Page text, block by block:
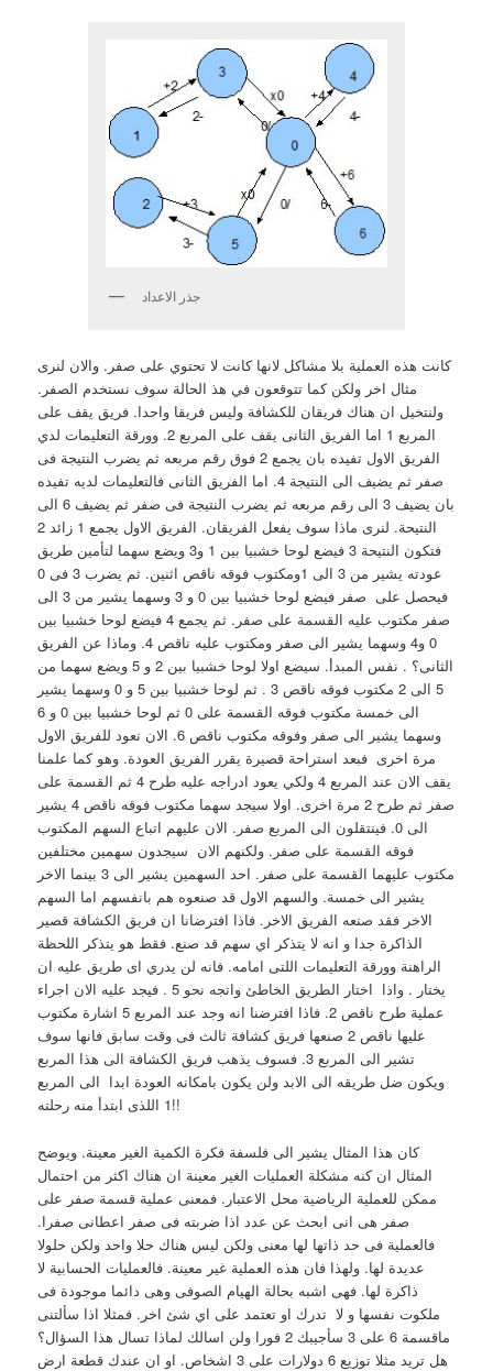
جذر الاعداد
كانت هذه العملية بلا مشاكل لانها كانت لا تحتوي على صفر. والان لنرى
مثال اخر ولكن كما تتوقعون في هذ الحالة سوف نستخدم الصفر.
ولنتخيل ان هناك فريقان للكشافة وليس فريقا واحدا. فريق يقف على
المربع 1 اما الفريق الثانى يقف على المربع 2. وورقة التعليمات لدي
الفريق الاول تفيده بان يجمع 2 فوق رقم مربعه ثم يضرب النتيجة فى
صفر ثم يضيف الى النتيجة 4. اما الفريق الثانى فالتعليمات لديه تفيده
بان يضيف 3 الى رقم مربعه ثم يضرب النتيجة فى صفر ثم يضيف 6 الى
النتيحة. لنرى ماذا سوف يفعل الفريقان. الفريق الاول يجمع 1 زائد 2
فتكون النتيحة 3 فيضع لوحا خشبيا بين 1 و3 ويضع سهما لتأمين طريق
عودته يشير من 3 الى 1ومكتوب فوقه ناقص اثنين. ثم يضرب 3 فى 0
فيحصل على صفر فيضع لوحا خشبيا بين 0 و 3 وسهما يشير من 3 الى
صفر مكتوب عليه القسمة على صفر. ثم يجمع 4 فيضع لوحا خشبيا بين
0 و4 وسهما يشير الى صفر ومكتوب عليه ناقص 4. وماذا عن الفريق
الثانى؟ . نفس المبدأ. سيضع اولا لوحا خشبيا بين 2 و 5 ويضع سهما من
5 الى 2 مكتوب فوقه ناقص 3 . ثم لوحا خشبيا بين 5 و 0 وسهما يشير
الى خمسة مكتوب فوقه القسمة على 0 ثم لوحا خشبيا بين 0 و 6
وسهما يشير الى صفر وفوقه مكتوب ناقص 6. الان نعود للفريق الاول
مرة اخرى فبعد استراحة قصيرة يقرر الفريق العودة. وهو كما علمنا
يقف الان عند المربع 4 ولكي يعود ادراجه عليه طرح 4 ثم القسمة على
صفر ثم طرح 2 مرة اخرى. اولا سيجد سهما مكتوب فوقه ناقص 4 يشير
الى 0. فينتقلون الى المربع صفر. الان عليهم اتباع السهم المكتوب
فوقه القسمة على صفر. ولكنهم الان سيجدون سهمين مختلفين
مكتوب عليهما القسمة على صفر. احد السهمين يشير الى 3 بينما الاخر
يشير الى خمسة. والسهم الاول قد صنعوه هم بانفسهم اما السهم
الاخر فقد صنعه الفريق الاخر. فاذا افترضانا ان فريق الكشافة قصير
الذاكرة جدا و انه لا يتذكر اي سهم قد صنع. فقط هو يتذكر اللحظة
الراهنة وورقة التعليمات اللتى امامه. فانه لن يدري اى طريق عليه ان
يختار . واذا اختار الطريق الخاطئ واتجه نحو 5 . فيجد عليه الان اجراء
عملية طرح ناقص 2. فاذا افترضنا انه وجد عند المربع 5 اشارة مكتوب
عليها ناقص 2 صنعها فريق كشافة ثالث فى وقت سابق فانها سوف
تشير الى المربع 3. فسوف يذهب فريق الكشافة الى هذا المربع
ويكون ضل طريقه الى الابد ولن يكون بامكانه العودة ابدا الى المربع
1 اللذى ابتدأ منه رحلته!!
كان هذا المثال يشير الى فلسفة فكرة الكمية الغير معينة. ويوضح
المثال ان كنه مشكلة العمليات الغير معينة ان هناك اكثر من احتمال
ممكن للعملية الرياضية محل الاعتبار. فمعنى عملية قسمة صفر على
صفر هى انى ابحث عن عدد اذا ضربته فى صفر اعطانى صفرا.
فالعملية فى حد ذاتها لها معنى ولكن ليس هناك حلا واحد ولكن حلولا
عديدة لها. ولهذا فان هذه العملية غير معينة. فالعمليات الحسابية لا
ذاكرة لها. فهى اشبه بحالة الهيام الصوفى وهى دائما موجودة فى
ملكوت نفسها و لا تدرك او تعتمد على اي شئ اخر. فمثلا اذا سألتنى
ماقسمة 6 على 3 سأجيبك 2 فورا ولن اسالك لماذا تسال هذا السؤال؟
هل تريد مثلا توزيع 6 دولارات على 3 اشخاص. او ان عندك قطعة ارض